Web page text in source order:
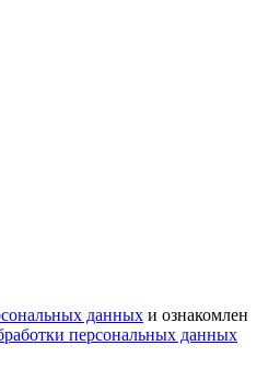
данных и ознакомлен
персональных данных